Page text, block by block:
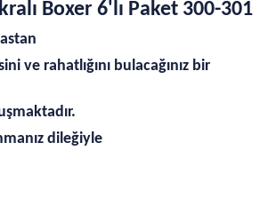
Boxer 6'lı Paket 300-301
ve rahatlığını bulacağınız bir
dileğiyle